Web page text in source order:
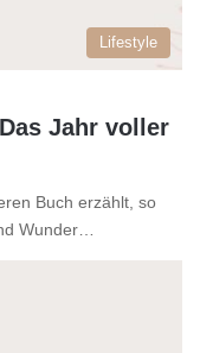
Lifestyle
Jahr voller
Buch erzählt, so
Wunder…